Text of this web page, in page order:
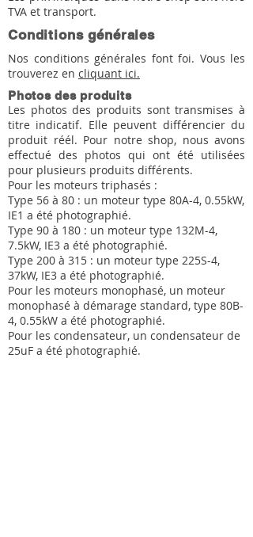
TVA et transport.
Conditions générales
Nos conditions générales font foi. Vous les
trouverez en cliquant ici.
Photos des produits
Les photos des produits sont transmises à
titre indicatif. Elle peuvent différencier du
produit réél. Pour notre shop, nous avons
effectué des photos qui ont été utilisées
pour plusieurs produits différents.
Pour les moteurs triphasés :
Type 56 à 80 : un moteur type 80A-4, 0.55kW,
IE1 a été photographié.
Type 90 à 180 : un moteur type 132M-4,
7.5kW, IE3 a été photographié.
Type 200 à 315 : un moteur type 225S-4,
37kW, IE3 a été photographié.
Pour les moteurs monophasé, un moteur
monophasé à démarage standard, type 80B-
4, 0.55kW a été photographié.
Pour les condensateur, un condensateur de
25uF a été photographié.